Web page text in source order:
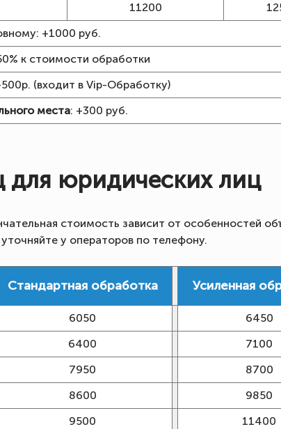
11200
+1000 руб.
к стоимости обработки
(входит в Vip-Обработку)
места: +300 руб.
юридических лиц
стоимость зависит от особенностей
у операторов по телефону.
Стандартная обработка Усиленная
6050
6450
6400
7100
7950
8700
8600
9850
9500
11400